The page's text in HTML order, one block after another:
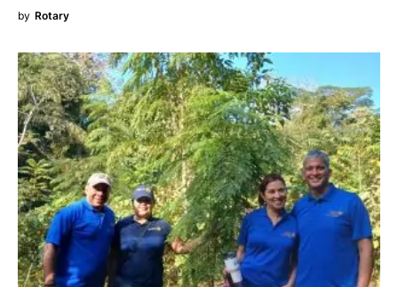
by Rotary